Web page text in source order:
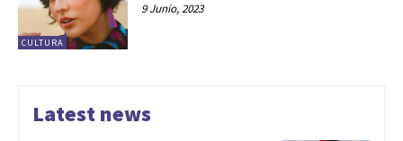
CULTURA
9 Junio, 2023
Latest news